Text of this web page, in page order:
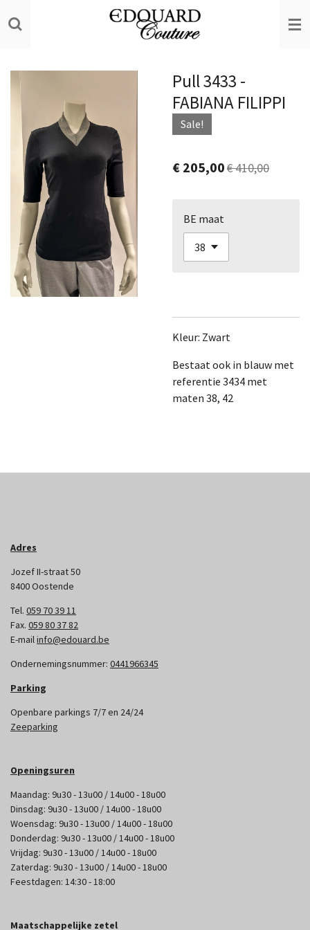
direct
hoofdinhoud
Pull 3433 -
FABIANA FILIPPI
Sale!
€ 205,00€ 410,00
BE maat
Kleur: Zwart
Bestaat ook in blauw met
referentie 3434 met
maten 38, 42
Adres
Jozef II-straat 50
8400 Oostende
Tel. 059 70 39 11
Fax. 059 80 37 82
E-mailinfo@edouard.be
Ondernemingsnummer: 0441966345
Parking
Openbare parkings 7/7 en 24/24
Zeeparking
Openingsuren
Maandag: 9u30 - 13u00 / 14u00 - 18u00
Dinsdag: 9u30 - 13u00 / 14u00 - 18u00
Woensdag: 9u30 - 13u00 / 14u00 - 18u00
Donderdag: 9u30 - 13u00 / 14u00 - 18u00
Vrijdag: 9u30 - 13u00 / 14u00 - 18u00
Zaterdag: 9u30 - 13u00 / 14u00 - 18u00
Feestdagen: 14:30 - 18:00
Maatschappelijke zetel